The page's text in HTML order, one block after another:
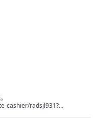
cashier/radsjl931?